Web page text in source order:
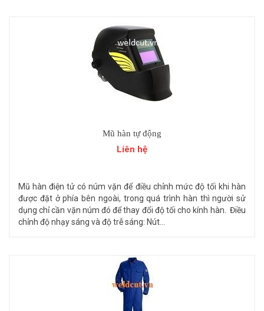
Mũ hàn tự động
Liên hệ
Mũ hàn điện tử có núm vặn để điều chỉnh mức độ tối khi hàn
được đặt ở phía bên ngoài, trong quá trình hàn thì người sử
dụng chỉ cần vặn núm đó để thay đổi độ tối cho kính hàn. Điều
chỉnh độ nhạy sáng và độ trễ sáng: Nút...